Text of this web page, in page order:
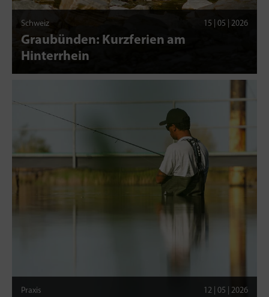
Schweiz 15 | 05 | 2026
Graubünden: Kurzferien am
Hinterrhein
Praxis 12 | 05 | 2026